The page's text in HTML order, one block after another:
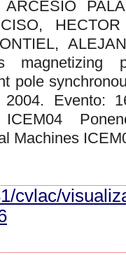
magnetizing
pole
Evento:
Machines
cvlac/